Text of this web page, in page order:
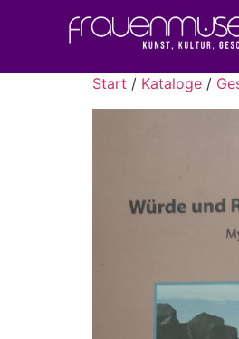
Start / Kataloge /